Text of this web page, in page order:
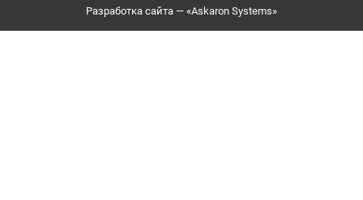
Разработка сайта — «Askaron Systems»